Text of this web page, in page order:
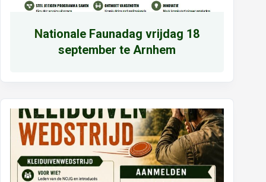
Nationale Faunadag vrijdag 18
september te Arnhem